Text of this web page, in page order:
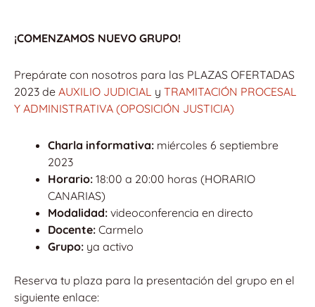
¡COMENZAMOS NUEVO GRUPO!
Prepárate con nosotros para las PLAZAS OFERTADAS
2023 de AUXILIO JUDICIAL y TRAMITACIÓN PROCESAL
Y ADMINISTRATIVA (OPOSICIÓN JUSTICIA)
Charla informativa: miércoles 6 septiembre
2023
Horario: 18:00 a 20:00 horas (HORARIO
CANARIAS)
Modalidad: videoconferencia en directo
Docente: Carmelo
Grupo: ya activo
Reserva tu plaza para la presentación del grupo en el
siguiente enlace: